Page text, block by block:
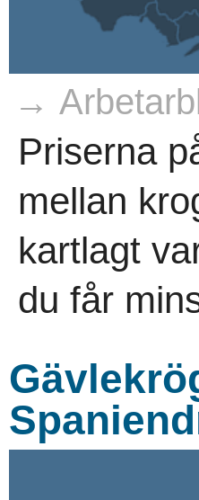
→
Priserna
mellan
kartlagt
du får